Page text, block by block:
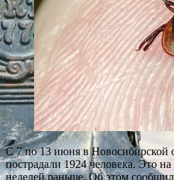
С 7 по 13 июня в Новосибирской
пострадали 1924 человека. Это
неделей раньше. Об этом